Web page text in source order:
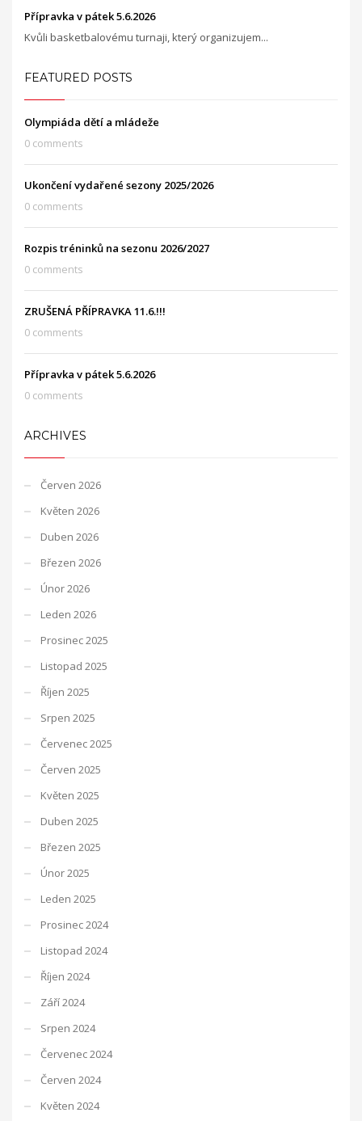
Přípravka v pátek 5.6.2026
Kvůli basketbalovému turnaji, který organizujem...
FEATURED POSTS
Olympiáda dětí a mládeže
0 comments
Ukončení vydařené sezony 2025/2026
0 comments
Rozpis tréninků na sezonu 2026/2027
0 comments
ZRUŠENÁ PŘÍPRAVKA 11.6.!!!
0 comments
Přípravka v pátek 5.6.2026
0 comments
ARCHIVES
Červen 2026
Květen 2026
Duben 2026
Březen 2026
Únor 2026
Leden 2026
Prosinec 2025
Listopad 2025
Říjen 2025
Srpen 2025
Červenec 2025
Červen 2025
Květen 2025
Duben 2025
Březen 2025
Únor 2025
Leden 2025
Prosinec 2024
Listopad 2024
Říjen 2024
Září 2024
Srpen 2024
Červenec 2024
Červen 2024
Květen 2024